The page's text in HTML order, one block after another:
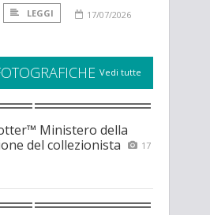
LEGGI 17/07/2026
Vedi tutte
Ministero della
del collezionista
17